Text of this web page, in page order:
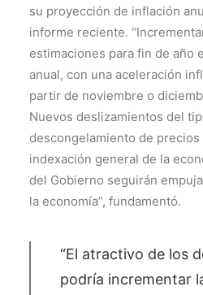
su proyección de inflación
informe reciente.
estimaciones para fin de año
anual, con una aceleración
partir de noviembre o
Nuevos deslizamientos del
descongelamiento de
indexación general de la
del Gobierno seguirán
la economía”, fundamentó.
“El atractivo de los
podría incrementar